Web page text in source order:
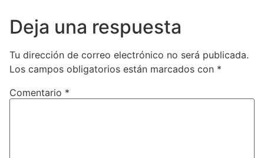
Deja una respuesta
Tu dirección de correo electrónico no será publicada.
Los campos obligatorios están marcados con *
Comentario *